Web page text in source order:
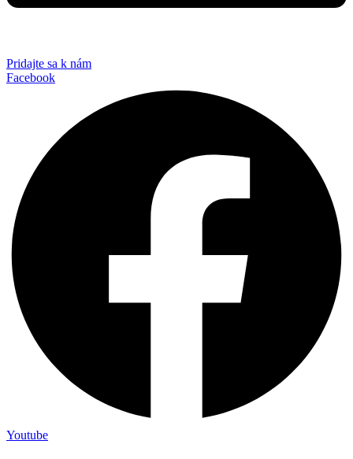
Pridajte sa k nám
Facebook
Youtube